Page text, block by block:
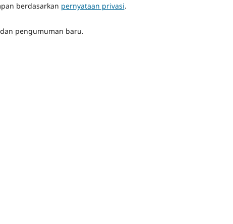
berdasarkan pernyataan privasi.
pengumuman baru.